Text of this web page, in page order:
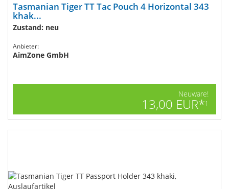
Tasmanian Tiger TT Tac Pouch 4 Horizontal 343
khak...
Zustand: neu
Anbieter:
AimZone GmbH
Neuware!
13,00 EUR*1